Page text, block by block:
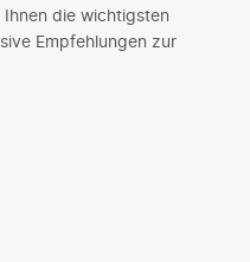
die wichtigsten
Empfehlungen zur